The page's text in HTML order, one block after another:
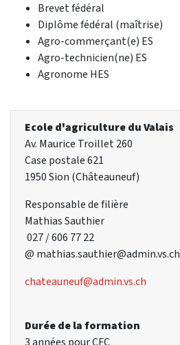
Brevet fédéral
Diplôme fédéral (maîtrise)
Agro-commerçant(e) ES
Agro-technicien(ne) ES
Agronome HES
Ecole d'agriculture du Valais
Av. Maurice Troillet 260
Case postale 621
1950 Sion (Châteauneuf)
Responsable de filière
Mathias Sauthier
027 / 606 77 22
@ mathias.sauthier@admin.vs.ch
chateauneuf@admin.vs.ch
Durée de la formation
3 années pour CFC